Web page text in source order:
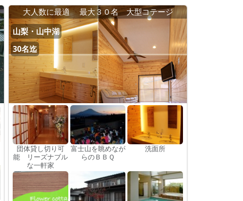
大人数に最適 最大３０名 大型コテージ
山梨・山中湖
30名迄
団体貸し切り可
能 リーズナブル
な一軒家
富士山を眺めなが
らのＢＢＱ
洗面所